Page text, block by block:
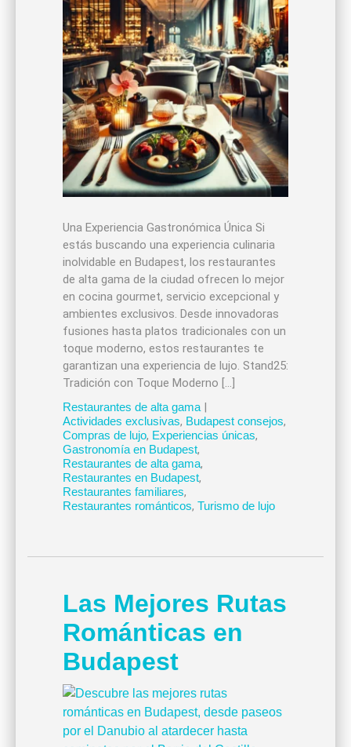
Una Experiencia Gastronómica Única Si
estás buscando una experiencia culinaria
inolvidable en Budapest, los restaurantes
de alta gama de la ciudad ofrecen lo mejor
en cocina gourmet, servicio excepcional y
ambientes exclusivos. Desde innovadoras
fusiones hasta platos tradicionales con un
toque moderno, estos restaurantes te
garantizan una experiencia de lujo. Stand25:
Tradición con Toque Moderno […]
Restaurantes de alta gama|
Actividades exclusivas, Budapest consejos,
Compras de lujo, Experiencias únicas,
Gastronomía en Budapest,
Restaurantes de alta gama,
Restaurantes en Budapest,
Restaurantes familiares,
Restaurantes románticos, Turismo de lujo
Las Mejores Rutas
Románticas en
Budapest